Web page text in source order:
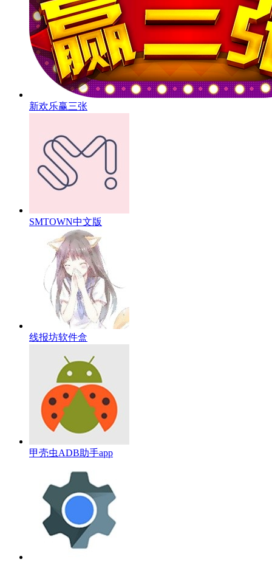
新欢乐赢三张
SMTOWN中文版
线报坊软件盒
甲壳虫ADB助手app